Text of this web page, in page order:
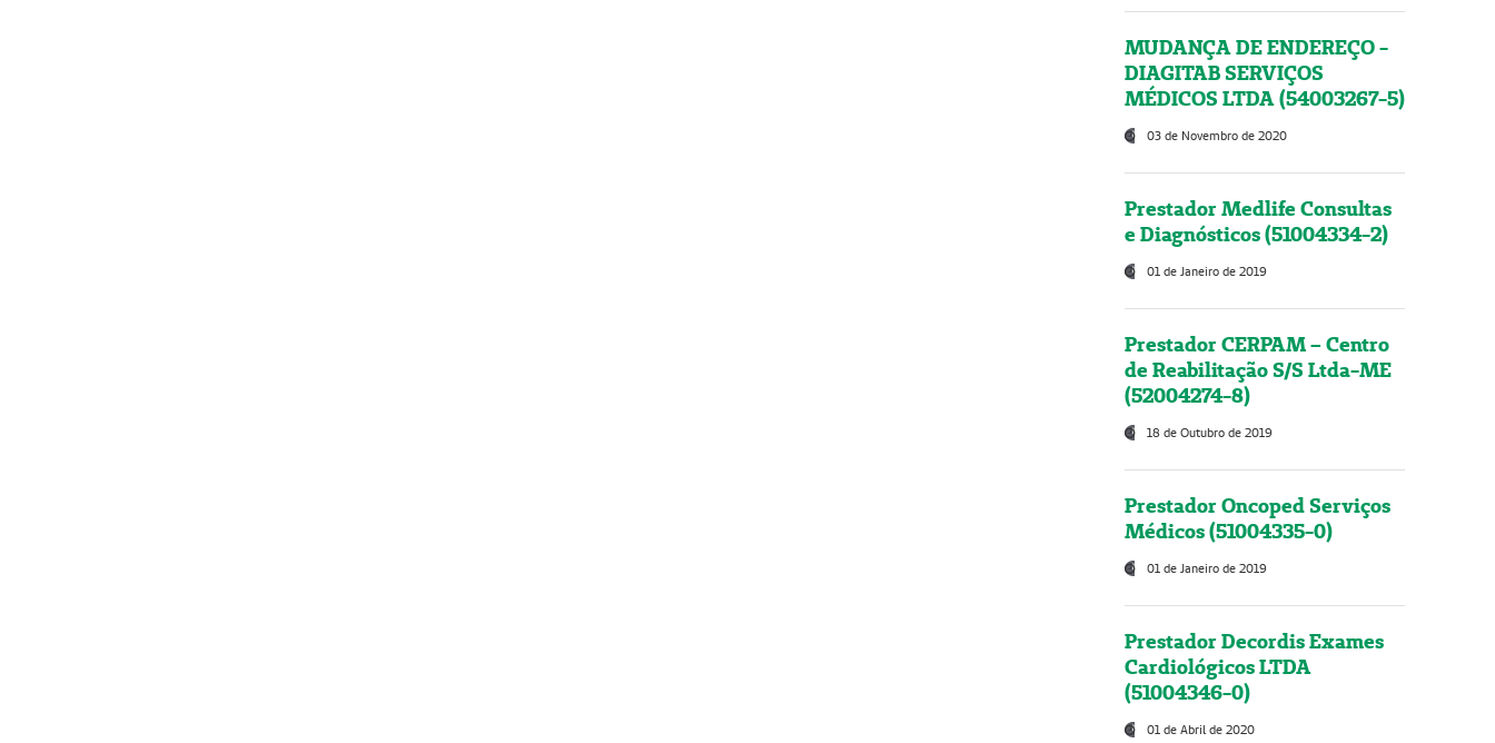
MUDANÇA DE ENDEREÇO -
DIAGITAB SERVIÇOS
MÉDICOS LTDA (54003267-5)
03 de Novembro de 2020
Prestador Medlife Consultas
e Diagnósticos (51004334-2)
01 de Janeiro de 2019
Prestador CERPAM – Centro
de Reabilitação S/S Ltda-ME
(52004274-8)
18 de Outubro de 2019
Prestador Oncoped Serviços
Médicos (51004335-0)
01 de Janeiro de 2019
Prestador Decordis Exames
Cardiológicos LTDA
(51004346-0)
01 de Abril de 2020